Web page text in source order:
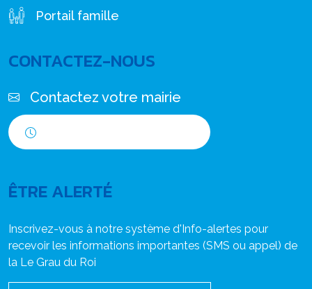
Portail famille
CONTACTEZ-NOUS
Contactez votre mairie
ÊTRE ALERTÉ
Inscrivez-vous à notre système d'Info-alertes pour
recevoir les informations importantes (SMS ou appel) de
la Le Grau du Roi